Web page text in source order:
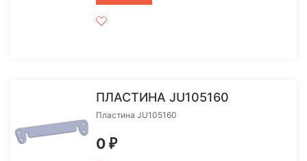
ПЛАСТИНА JU105160
Пластина JU105160
0 ₽